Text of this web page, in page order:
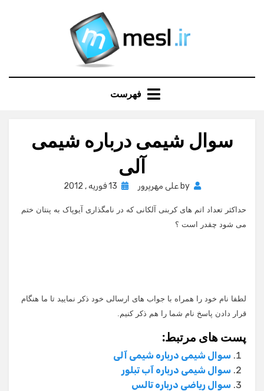
فهرست
سوال شیمی درباره شیمی
آلی
by علی مهرپرور
Posted
13 فوریه , 2012
حداکثر تعداد اتم های کربنی آلکانی که در نامگذاری آیوپاک به پنتان ختم
می شود چقدر است ؟
لطفا نام خود را همراه با جواب های ارسالی خود ذکر نمایید تا ما هنگام
قرار دادن پاسخ نام شما را هم ذکر کنیم.
پست های مرتبط:
سوال شیمی درباره شیمی آلی
سوال شیمی درباره آب تبلور
سوال ریاضی درباره تالس